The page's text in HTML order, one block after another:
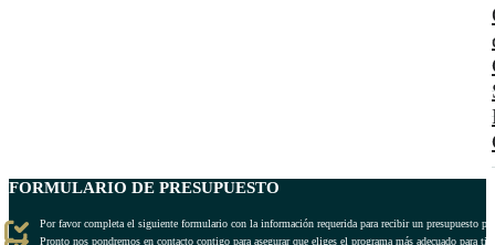
FORMULARIO DE PRESUPUESTO
Por favor completa el siguiente formulario con la información requerida para recibir un presupuesto
Pronto nos pondremos en contacto contigo para asegurar que eliges el programa más adecuado para ti.